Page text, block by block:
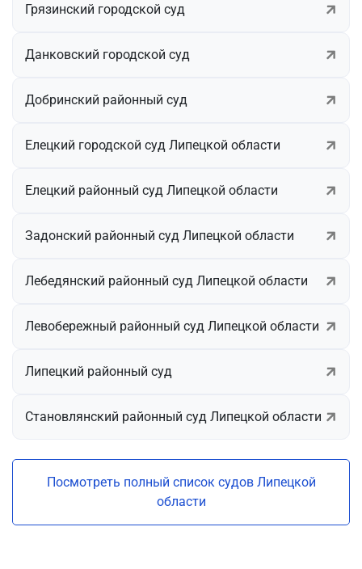
Грязинский городской суд
Данковский городской суд
Добринский районный суд
Елецкий городской суд Липецкой области
Елецкий районный суд Липецкой области
Задонский районный суд Липецкой области
Лебедянский районный суд Липецкой области
Левобережный районный суд Липецкой области
Липецкий районный суд
Становлянский районный суд Липецкой области
Посмотреть полный список судов Липецкой
области